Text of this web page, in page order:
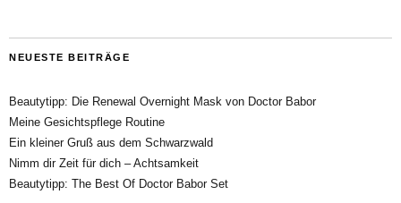
NEUESTE BEITRÄGE
Beautytipp: Die Renewal Overnight Mask von Doctor Babor
Meine Gesichtspflege Routine
Ein kleiner Gruß aus dem Schwarzwald
Nimm dir Zeit für dich – Achtsamkeit
Beautytipp: The Best Of Doctor Babor Set